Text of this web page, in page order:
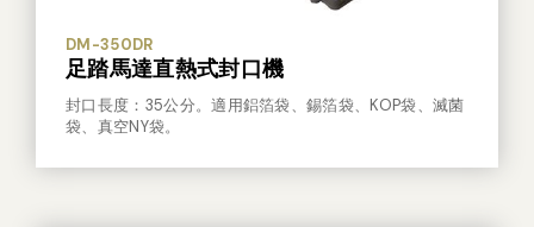
DM-350DR
足踏馬達直熱式封口機
封口長度：35公分。適用鋁箔袋、錫箔袋、KOP袋、滅菌
袋、真空NY袋。